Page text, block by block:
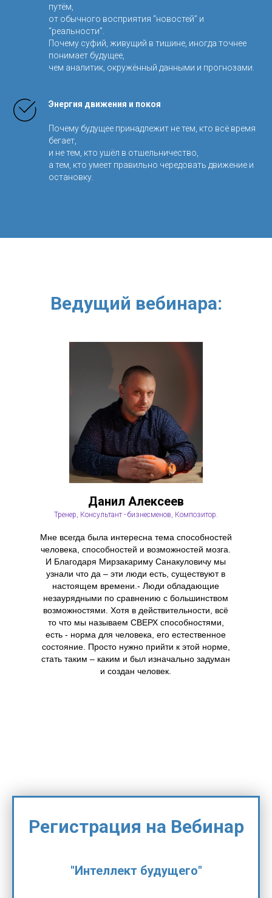
путём,
от обычного восприятия “новостей” и
“реальности”.
Почему суфий, живущий в тишине, иногда точнее
понимает будущее,
чем аналитик, окружённый данными и прогнозами.
Энергия движения и покоя
Почему будущее принадлежит не тем, кто всё время
бегает,
и не тем, кто ушёл в отшельничество,
а тем, кто умеет правильно чередовать движение и
остановку.
Ведущий вебинара:
Данил Алексеев
Тренер, Консультант - бизнесменов, Композитор.
Мне всегда была интересна тема способностей
человека, способностей и возможностей мозга.
И Благодаря Мирзакариму Санакуловичу мы
узнали что да – эти люди есть, существуют в
настоящем времени.- Люди обладающие
незаурядными по сравнению с большинством
возможностями. Хотя в действительности, всё
то что мы называем СВЕРХ способностями,
есть - норма для человека, его естественное
состояние. Просто нужно прийти к этой норме,
стать таким – каким и был изначально задуман
и создан человек.
Регистрация на Вебинар
"Интеллект будущего"